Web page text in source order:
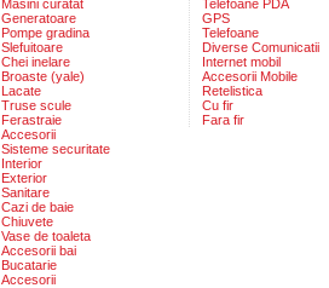
Masini curatat
Generatoare
Pompe gradina
Slefuitoare
Chei inelare
Broaste (yale)
Lacate
Truse scule
Ferastraie
Accesorii
Sisteme securitate
Interior
Exterior
Sanitare
Cazi de baie
Chiuvete
Vase de toaleta
Accesorii bai
Bucatarie
Accesorii
Telefoane PDA
GPS
Telefoane
Diverse Comunicatii
Internet mobil
Accesorii Mobile
Retelistica
Cu fir
Fara fir